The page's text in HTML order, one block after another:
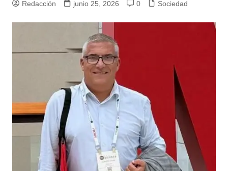
Redacción junio 25, 2026 0 Sociedad